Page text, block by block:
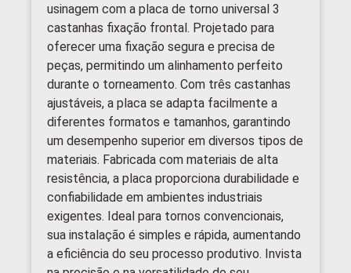
usinagem com a placa de torno universal 3
castanhas fixação frontal. Projetado para
oferecer uma fixação segura e precisa de
peças, permitindo um alinhamento perfeito
durante o torneamento. Com três castanhas
ajustáveis, a placa se adapta facilmente a
diferentes formatos e tamanhos, garantindo
um desempenho superior em diversos tipos de
materiais. Fabricada com materiais de alta
resistência, a placa proporciona durabilidade e
confiabilidade em ambientes industriais
exigentes. Ideal para tornos convencionais,
sua instalação é simples e rápida, aumentando
a eficiência do seu processo produtivo. Invista